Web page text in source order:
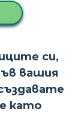
си,
вашия
като